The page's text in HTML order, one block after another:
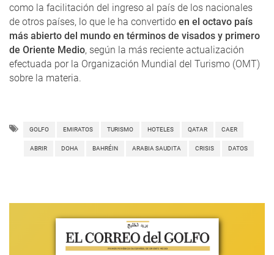
como la facilitación del ingreso al país de los nacionales
de otros países, lo que le ha convertido en el octavo país
más abierto del mundo en términos de visados y primero
de Oriente Medio, según la más reciente actualización
efectuada por la Organización Mundial del Turismo (OMT)
sobre la materia.
GOLFO EMIRATOS TURISMO HOTELES QATAR CAER
ABRIR DOHA BAHRÉIN ARABIA SAUDITA CRISIS DATOS